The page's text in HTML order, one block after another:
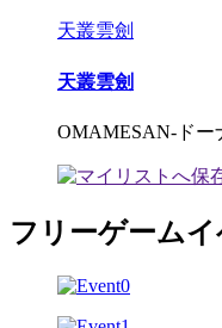
天叢雲劍
天叢雲劍
OMAMESAN-ドー
フリーゲームイ